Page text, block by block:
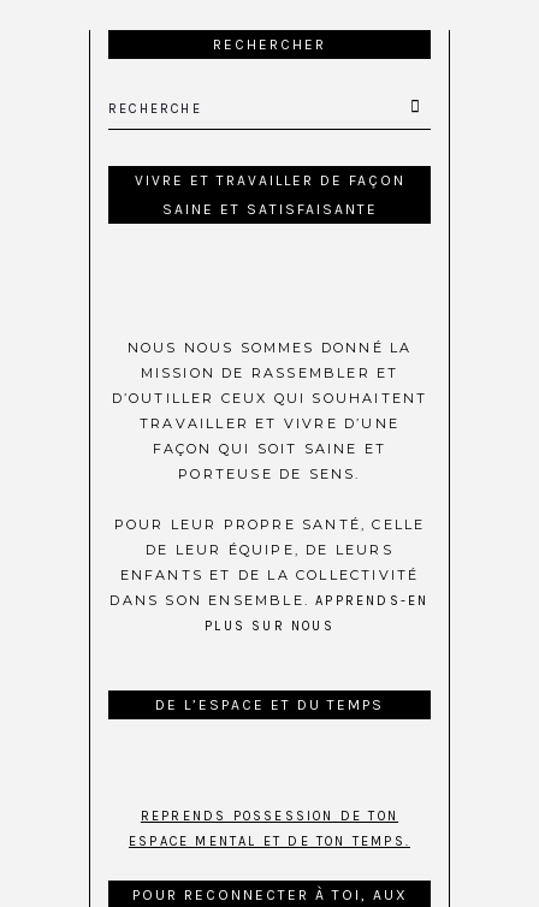
RECHERCHER
VIVRE ET TRAVAILLER DE FAÇON
SAINE ET SATISFAISANTE
NOUS NOUS SOMMES DONNÉ LA
MISSION DE RASSEMBLER ET
D’OUTILLER CEUX QUI SOUHAITENT
TRAVAILLER ET VIVRE D’UNE
FAÇON QUI SOIT SAINE ET
PORTEUSE DE SENS.
POUR LEUR PROPRE SANTÉ, CELLE
DE LEUR ÉQUIPE, DE LEURS
ENFANTS ET DE LA COLLECTIVITÉ
DANS SON ENSEMBLE.APPRENDS-EN
PLUS SUR NOUS
DE L’ESPACE ET DU TEMPS
REPRENDS POSSESSION DE TON
ESPACE MENTAL ET DE TON TEMPS.
POUR RECONNECTER À TOI, AUX